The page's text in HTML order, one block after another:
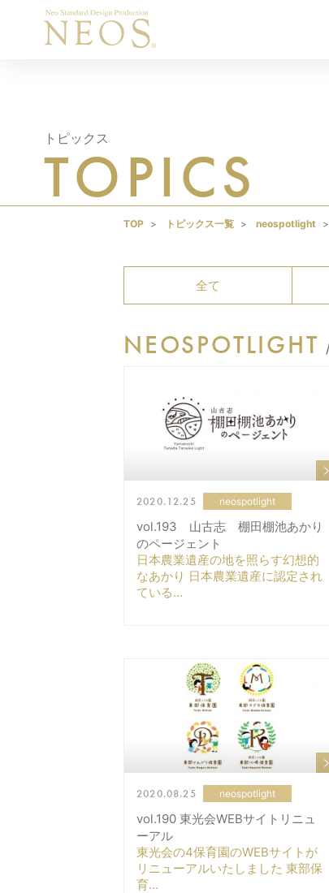
トピックス
TOPICS
TOP トピックス一覧 neospotlight
全て
NEOSPOTLIGHT
2020.12.25 neospotlight
vol.193 山古志 棚田棚池あかり
のページェント
日本農業遺産の地を照らす幻想的
なあかり 日本農業遺産に認定され
ている…
2020.08.25 neospotlight
vol.190 東光会WEBサイトリニュ
ーアル
東光会の4保育園のWEBサイトが
リニューアルいたしました 東部保
育…